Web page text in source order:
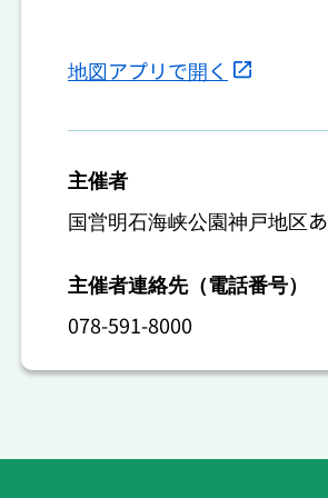
地図アプリで開く
主催者
国営明石海峡公園神戸地区
主催者連絡先（電話番号）
078-591-8000